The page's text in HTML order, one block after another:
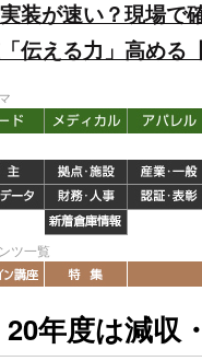
装が速い？現場で
伝える力」高める
ツ一覧
年度は減収